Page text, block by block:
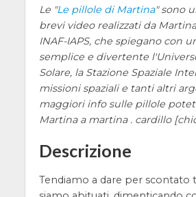
Le "Le pillole di Martina" sono
brevi video realizzati da
INAF-IAPS, che spiegano con
semplice e divertente
Solare, la Stazione Spaziale
missioni spaziali e tanti altri
maggiori info sulle pillole
Martina a martina . cardillo
Descrizione
Tendiamo a dare per scontato